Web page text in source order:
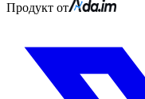
Продукт от